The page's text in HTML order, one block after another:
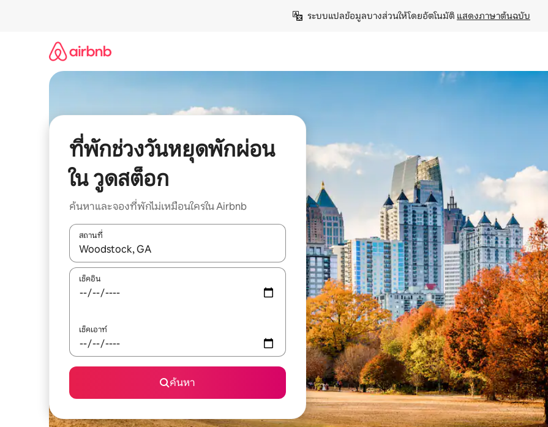
ระบบแปลข้อมูลบางส่วนให้โดยอัตโนมัติ แสดงภาษาต้นฉบับ
ที่พักช่วงวันหยุดพักผ่อน
ใน วูดสต็อก
ค้นหาและจองที่พักไม่เหมือนใครใน Airbnb
สถานที่
ใช้ลูกศรขึ้นลง หรือใช้การสัมผัสหรือปัด เพื่อสำรวจผลการค้นหา
เช็คอิน
เช็คเอาท์
ค้นหา